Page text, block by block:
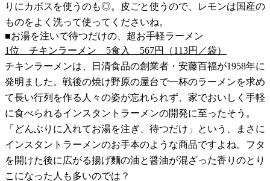
りにカボスを使うのも◎。皮ごと使うので、レモンは国産の
ものをよく洗って使ってくださいね。
■お湯を注いで待つだけの、超お手軽ラーメン
1位 チキンラーメン 5食入 567円（113円／袋）
チキンラーメンは、日清食品の創業者・安藤百福が1958年に
発明ました。戦後の焼け野原の屋台で一杯のラーメンを求め
て長い行列を作る人々の姿が忘れられず、家でおいしく手軽
に食べられるインスタントラーメンの開発に至ったそう。
「どんぶりに入れてお湯を注ぎ、待つだけ」という、まさに
インスタントラーメンのお手本のような商品ですよね。フタ
を開けた後に広がる揚げ麵の油と醤油が混ざった香りのとり
こになった人も多いのでは？